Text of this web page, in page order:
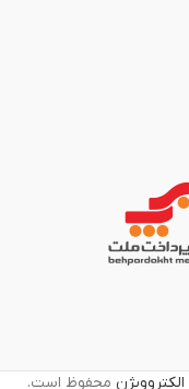
الکتروویژن محفوظ است.